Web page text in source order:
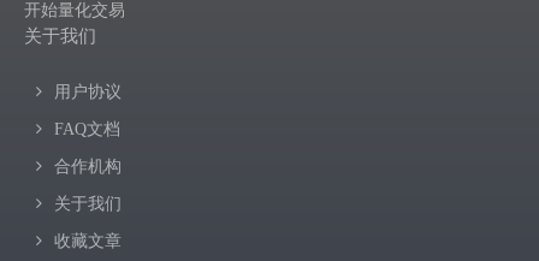
开始量化交易
关于我们
用户协议
FAQ文档
合作机构
关于我们
收藏文章